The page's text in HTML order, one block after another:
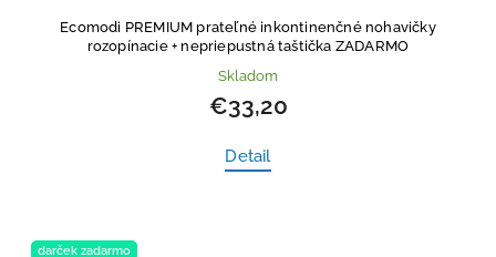
Ecomodi PREMIUM prateľné inkontinenčné nohavičky
rozopínacie+ nepriepustná taštička ZADARMO
Skladom
€33,20
Detail
darček zadarmo